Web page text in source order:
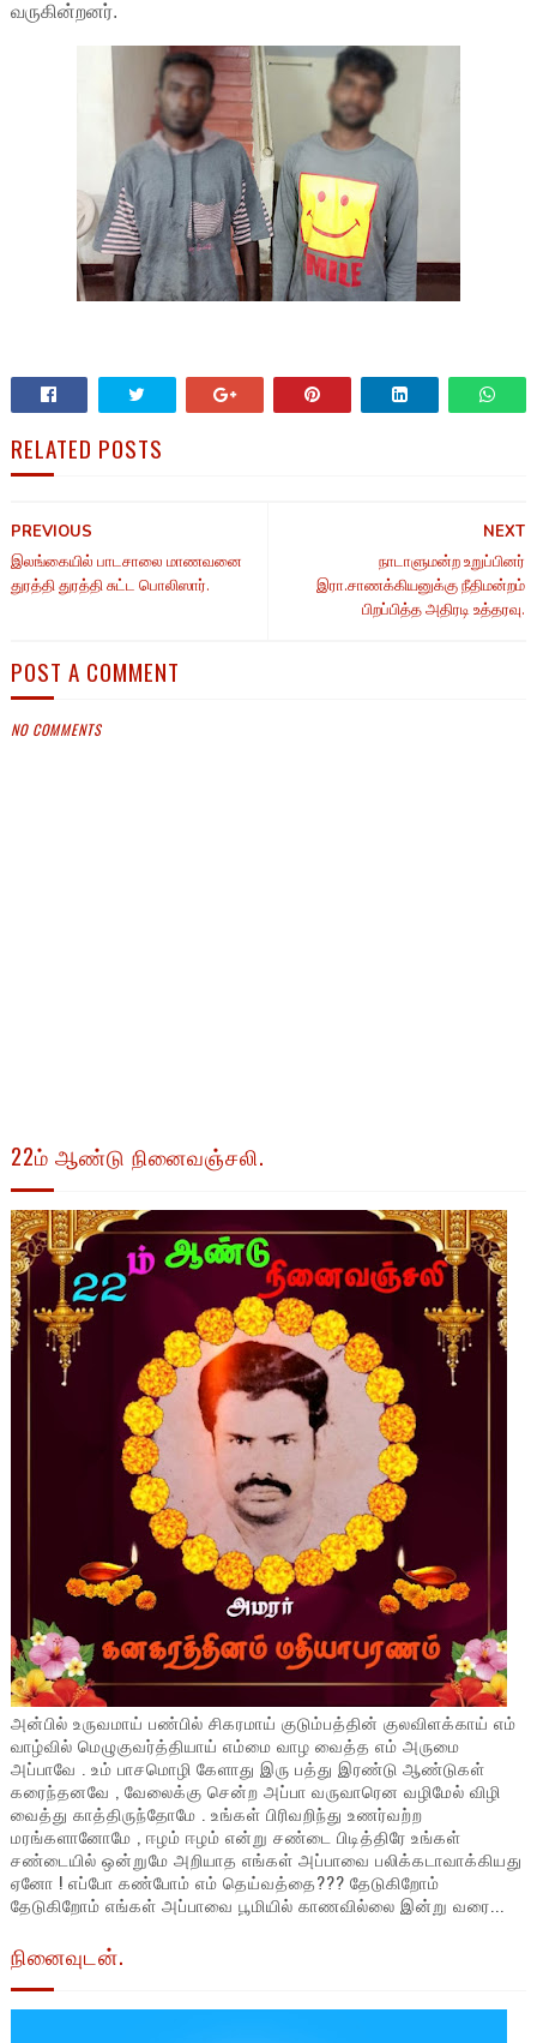
வருகின்றனர்.
RELATED POSTS
NEXT
நாடாளுமன்ற உறுப்பினர்
இரா.சாணக்கியனுக்கு நீதிமன்றம்
பிறப்பித்த அதிரடி உத்தரவு.
PREVIOUS
இலங்கையில் பாடசாலை மாணவனை
துரத்தி துரத்தி சுட்ட பொலிஸார்.
POST A COMMENT
NO COMMENTS
22ம் ஆண்டு நினைவஞ்சலி.
அன்பில் உருவமாய் பண்பில் சிகரமாய் குடும்பத்தின் குலவிளக்காய் எம்
வாழ்வில் மெழுகுவர்த்தியாய் எம்மை வாழ வைத்த எம் அருமை
அப்பாவே . உம் பாசமொழி கேளாது இரு பத்து இரண்டு ஆண்டுகள்
கரைந்தனவே , வேலைக்கு சென்ற அப்பா வருவாரென வழிமேல் விழி
வைத்து காத்திருந்தோமே . உங்கள் பிரிவறிந்து உணர்வற்ற
மரங்களானோமே , ஈழம் ஈழம் என்று சண்டை பிடித்திரே உங்கள்
சண்டையில் ஒன்றுமே அறியாத எங்கள் அப்பாவை பலிக்கடாவாக்கியது
ஏனோ ! எப்போ கண்போம் எம் தெய்வத்தை??? தேடுகிறோம்
தேடுகிறோம் எங்கள் அப்பாவை பூமியில் காணவில்லை இன்று வரை...
நினைவுடன்.